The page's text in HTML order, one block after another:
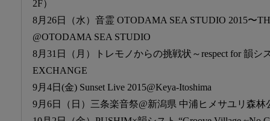
2F）
8月26日（水）音霊 OTODAMA SEA STUDIO 2015〜
@OTODAMA SEA STUDIO
8月31日（月）トレモノからの挑戦状～respect for 韻シ
EXCHANGE
9月4日(金) Sunset Live 2015@Keya-Itoshima
9月6日（日）三条楽音祭@新潟県 中浦ヒメサユリ森林